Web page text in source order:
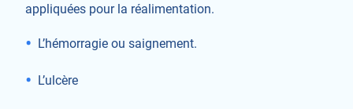
appliquées pour la réalimentation.
L’hémorragie ou saignement.
L’ulcère